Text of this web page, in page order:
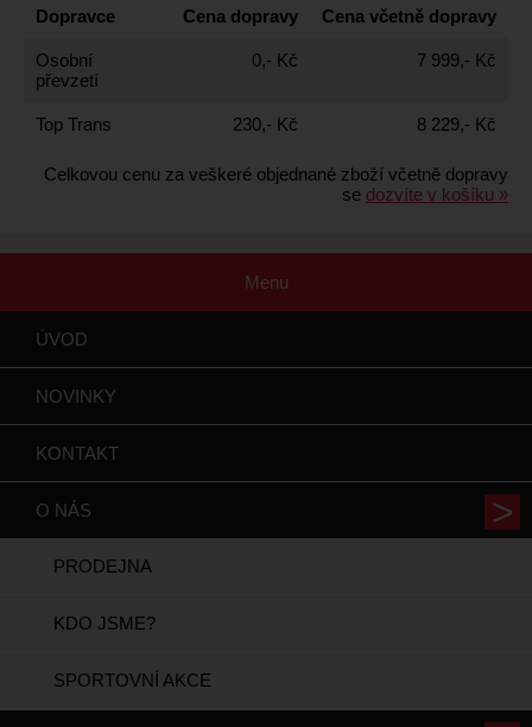
Dopravce Cena dopravy Cena včetně dopravy
Osobní
převzetí
0,- Kč 7 999,- Kč
Top Trans 230,- Kč 8 229,- Kč
Celkovou cenu za veškeré objednané zboží včetně dopravy
se dozvíte v košíku »
Menu
ÚVOD
NOVINKY
KONTAKT
O NÁS
PRODEJNA
KDO JSME?
SPORTOVNÍ AKCE